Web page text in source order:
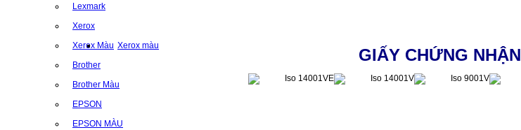
Lexmark
Xerox
Xerox Màu Xerox màu
Brother
Brother Màu
EPSON
EPSON MÀU
GIẤY CHỨNG NHẬN